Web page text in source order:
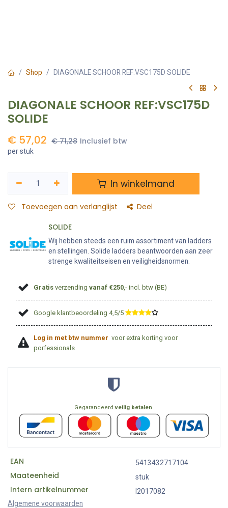
Shop DIAGONALE SCHOOR REF:VSC175D SOLIDE
DIAGONALE SCHOOR REF:VSC175D
SOLIDE
€ 57,02 €71,28 Inclusief btw
per stuk
In winkelmand
Toevoegen aan verlanglijst Deel
SOLIDE
Wij hebben steeds een ruim assortiment van ladders
en stellingen. Solide ladders beantwoorden aan zeer
strenge kwaliteitseisen en veiligheidsnormen.
Gratis verzendingvanaf €250 ,- incl. btw (BE)
Google klantbeoordeling 4,5/5 ​
Log in met btw nummer voor extra korting voor
porfessionals
Gegarandeerdveilig betalen
EAN 5413432717104
Maateenheid stuk
Intern artikelnummer
I2017082
Algemene voorwaarden